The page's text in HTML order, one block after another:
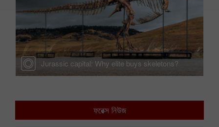
Jurassic capital: Why elite buys skeletons?
ফরেক্স নিউজ